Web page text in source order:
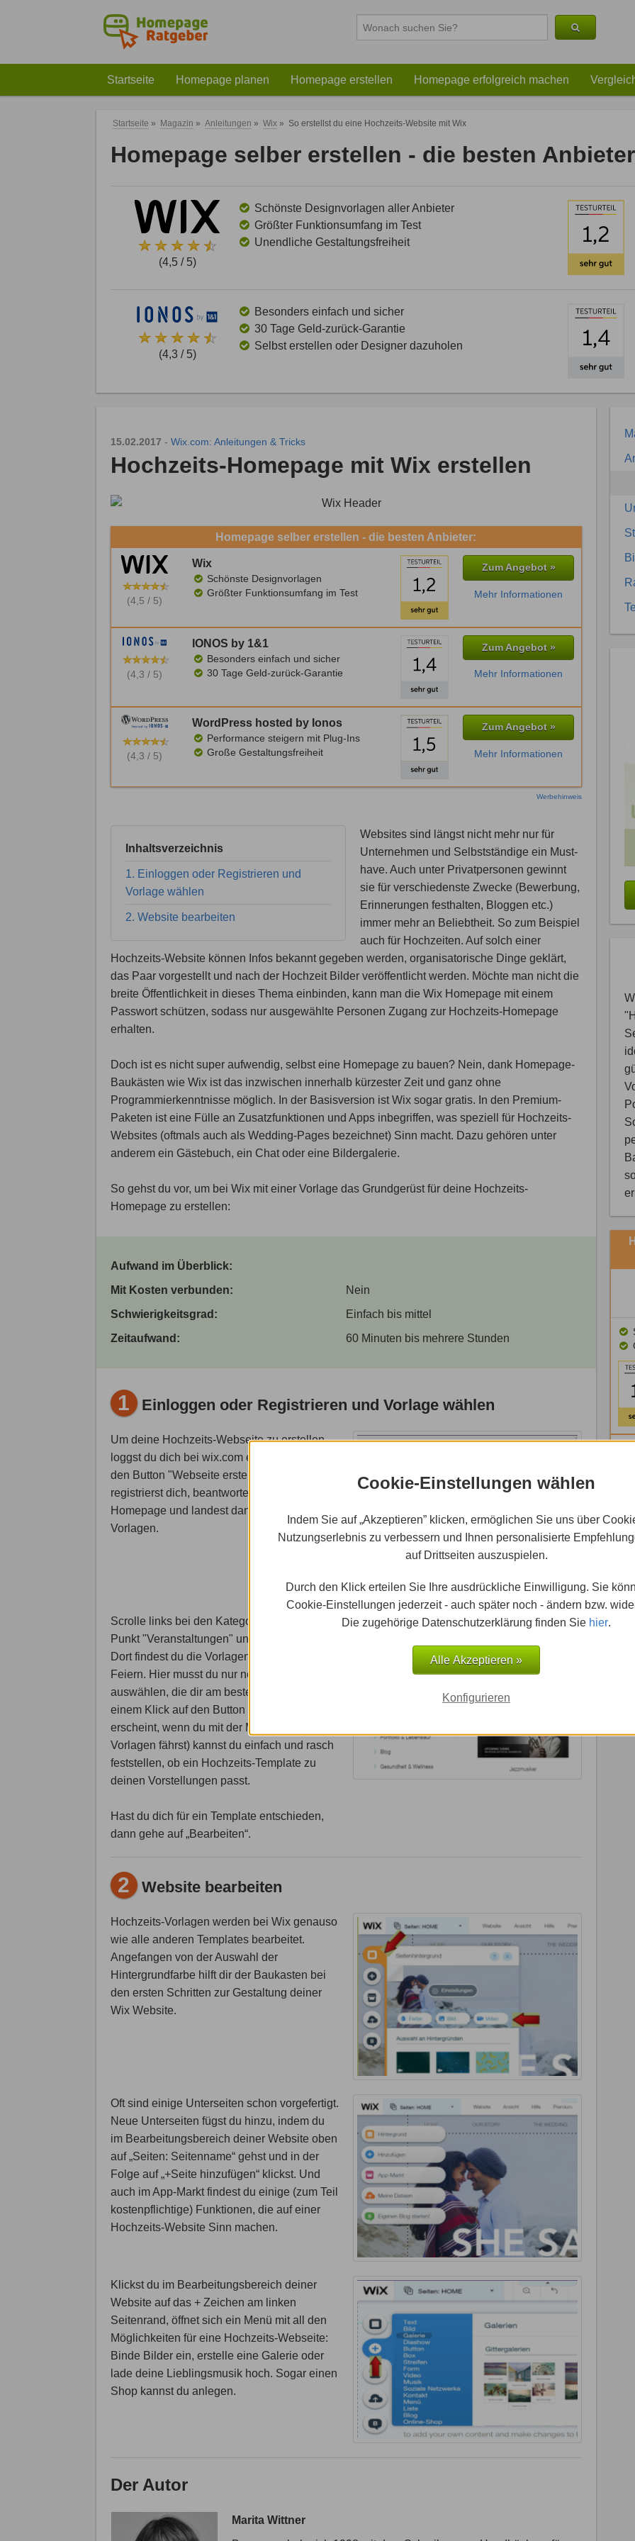
Cookie-Einstellungen wählen
Indem Sie auf „Akzeptieren” klicken, ermöglichen Sie uns über
Nutzungserlebnis zu verbessern und Ihnen personalisierte
auf Drittseiten auszuspielen.
Durch den Klick erteilen Sie Ihre ausdrückliche Einwilligung. Sie
Cookie-Einstellungen jederzeit - auch später noch - ändern bzw.
Die zugehörige Datenschutzerklärung finden Sie hier.
Alle Akzeptieren »
Konfigurieren
Startseite Homepage planen Homepage erstellen Homepage erfolgreich machen
Startseite » Magazin » Anleitungen » Wix » So erstellst du eine Hochzeits-Website mit Wix
Homepage selber erstellen - die besten
(4,5 / 5)
Schönste Designvorlagen aller Anbieter
Größter Funktionsumfang im Test
Unendliche Gestaltungsfreiheit
(4,3 / 5)
Besonders einfach und sicher
30 Tage Geld-zurück-Garantie
Selbst erstellen oder Designer dazuholen
15.02.2017 - Wix.com: Anleitungen & Tricks
Hochzeits-Homepage mit Wix erstellen
Homepage selber erstellen - die besten Anbieter:
(4,5 / 5)
Wix
Schönste Designvorlagen
Größter Funktionsumfang im Test
Zum Angebot »
Mehr Informationen
(4,3 / 5)
IONOS by 1&1
Besonders einfach und sicher
30 Tage Geld-zurück-Garantie
Zum Angebot »
Mehr Informationen
(4,3 / 5)
WordPress hosted by Ionos
Performance steigern mit Plug-Ins
Große Gestaltungsfreiheit
Zum Angebot »
Mehr Informationen
Werbehinweis
Inhaltsverzeichnis
1. Einloggen oder Registrieren und
Vorlage wählen
2. Website bearbeiten
Websites sind längst nicht mehr nur für
Unternehmen und Selbstständige ein Must-
have. Auch unter Privatpersonen gewinnt
sie für verschiedenste Zwecke (Bewerbung,
Erinnerungen festhalten, Bloggen etc.)
immer mehr an Beliebtheit. So zum Beispiel
auch für Hochzeiten. Auf solch einer
Hochzeits-Website können Infos bekannt gegeben werden, organisatorische Dinge geklärt,
das Paar vorgestellt und nach der Hochzeit Bilder veröffentlicht werden. Möchte man nicht die
breite Öffentlichkeit in dieses Thema einbinden, kann man die Wix Homepage mit einem
Passwort schützen, sodass nur ausgewählte Personen Zugang zur Hochzeits-Homepage
erhalten.
Doch ist es nicht super aufwendig, selbst eine Homepage zu bauen? Nein, dank Homepage-
Baukästen wie Wix ist das inzwischen innerhalb kürzester Zeit und ganz ohne
Programmierkenntnisse möglich. In der Basisversion ist Wix sogar gratis. In den Premium-
Paketen ist eine Fülle an Zusatzfunktionen und Apps inbegriffen, was speziell für Hochzeits-
Websites (oftmals auch als Wedding-Pages bezeichnet) Sinn macht. Dazu gehören unter
anderem ein Gästebuch, ein Chat oder eine Bildergalerie.
So gehst du vor, um bei Wix mit einer Vorlage das Grundgerüst für deine Hochzeits-
Homepage zu erstellen:
Aufwand im Überblick:
Mit Kosten verbunden:
Nein
Schwierigkeitsgrad:
Einfach bis mittel
Zeitaufwand:
60 Minuten bis mehrere Stunden
1 Einloggen oder Registrieren und Vorlage wählen
Um deine Hochzeits-Webseite zu erstellen,
loggst du dich bei wix.com ein und klickst auf
den Button "Webseite erstellen". Oder du
registrierst dich, beantwortest die Fragen zur
Homepage und landest dann bei den
Vorlagen.
Scrolle links bei den Kategorien bis zum
Punkt "Veranstaltungen" und klicke darauf.
Dort findest du die Vorlagen für Hochzeit &
Feiern. Hier musst du nur noch die Vorlage
auswählen, die dir am besten gefällt. Mit
einem Klick auf den Button „Ansehen“ (dieser
erscheint, wenn du mit der Maus über die
Vorlagen fährst) kannst du einfach und rasch
feststellen, ob ein Hochzeits-Template zu
deinen Vorstellungen passt.
Hast du dich für ein Template entschieden,
dann gehe auf „Bearbeiten“.
2 Website bearbeiten
Hochzeits-Vorlagen werden bei Wix genauso
wie alle anderen Templates bearbeitet.
Angefangen von der Auswahl der
Hintergrundfarbe hilft dir der Baukasten bei
den ersten Schritten zur Gestaltung deiner
Wix Website.
Oft sind einige Unterseiten schon vorgefertigt.
Neue Unterseiten fügst du hinzu, indem du
im Bearbeitungsbereich deiner Website oben
auf „Seiten: Seitenname“ gehst und in der
Folge auf „+Seite hinzufügen“ klickst. Und
auch im App-Markt findest du einige (zum Teil
kostenpflichtige) Funktionen, die auf einer
Hochzeits-Website Sinn machen.
Klickst du im Bearbeitungsbereich deiner
Website auf das + Zeichen am linken
Seitenrand, öffnet sich ein Menü mit all den
Möglichkeiten für eine Hochzeits-Webseite:
Binde Bilder ein, erstelle eine Galerie oder
lade deine Lieblingsmusik hoch. Sogar einen
Shop kannst du anlegen.
Der Autor
Marita Wittner